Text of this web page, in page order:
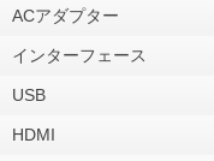
ACアダプター
インターフェース
USB
HDMI